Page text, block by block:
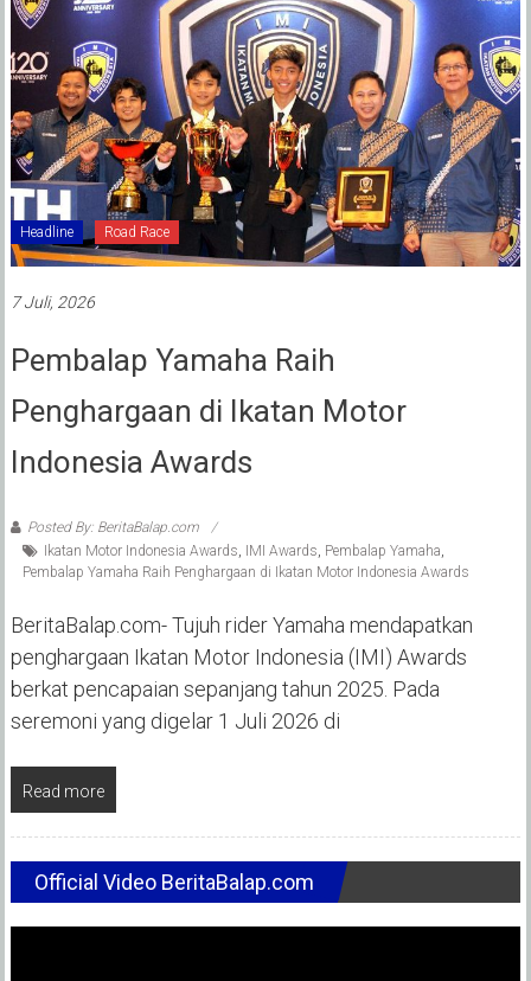
Headline Road Race
7 Juli, 2026
Pembalap Yamaha Raih
Penghargaan di Ikatan Motor
Indonesia Awards
Posted By: BeritaBalap.com
Ikatan Motor Indonesia Awards, IMI Awards, Pembalap Yamaha,
Pembalap Yamaha Raih Penghargaan di Ikatan Motor Indonesia Awards
BeritaBalap.com- Tujuh rider Yamaha mendapatkan
penghargaan Ikatan Motor Indonesia (IMI) Awards
berkat pencapaian sepanjang tahun 2025. Pada
seremoni yang digelar 1 Juli 2026 di
Read more
Official Video BeritaBalap.com